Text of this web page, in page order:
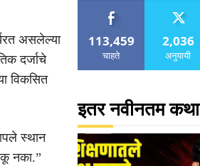
असलेल्या
दर्जाचे
विकसित
स्थान
नका.”
113,459
चाहते
2,036
अनुयायी
इतर नवीनतम कथा